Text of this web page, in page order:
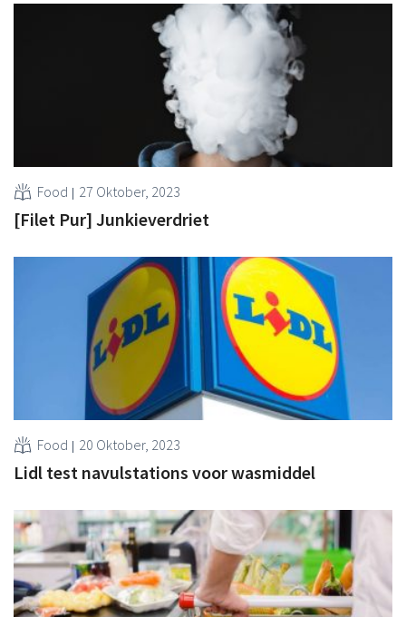
Food 27 Oktober, 2023
[Filet Pur] Junkieverdriet
Food 20 Oktober, 2023
Lidl test navulstations voor wasmiddel